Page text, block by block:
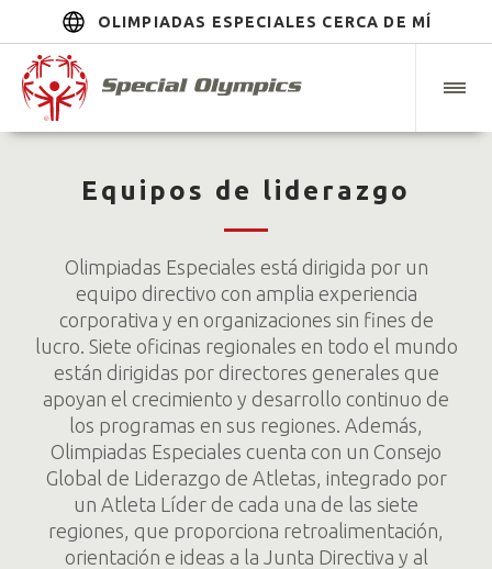
OLIMPIADAS ESPECIALES CERCA DE MÍ
Equipos de liderazgo
Olimpiadas Especiales está dirigida por un
equipo directivo con amplia experiencia
corporativa y en organizaciones sin fines de
lucro. Siete oficinas regionales en todo el mundo
están dirigidas por directores generales que
apoyan el crecimiento y desarrollo continuo de
los programas en sus regiones. Además,
Olimpiadas Especiales cuenta con un Consejo
Global de Liderazgo de Atletas, integrado por
un Atleta Líder de cada una de las siete
regiones, que proporciona retroalimentación,
orientación e ideas a la Junta Directiva y al